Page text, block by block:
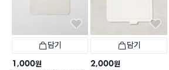
담기
1,000원
담기
2,000원